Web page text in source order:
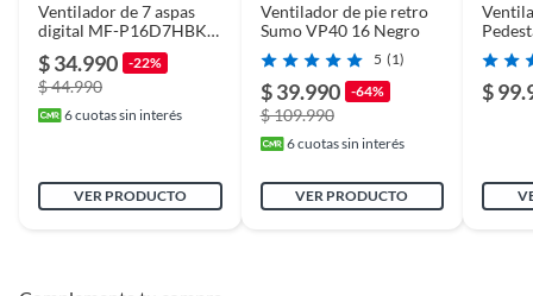
Ancho 16,5
Profundidad 16.5
Duración en
condiciones
NO
Ventilador de 7 aspas
digital MF-P16D7HBK
$ 34.990 -22%
$ 44.990
6cuotas sin interés
VER PRODUCTO
Ventilador de pie retro
Sumo VP40 16 Negro
5 (1)
$ 39.990 -64%
$ 109.990
6cuotas sin interés
VER PRODUCTO
$